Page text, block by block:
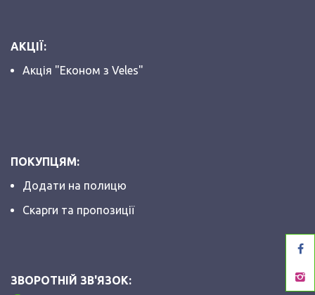
АКЦІЇ:
Акція "Економ з Veles"
ПОКУПЦЯМ:
Додати на полицю
Скарги та пропозиції
ЗВОРОТНІЙ ЗВ'ЯЗОК: